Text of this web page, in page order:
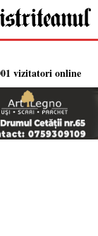
vizitatori online